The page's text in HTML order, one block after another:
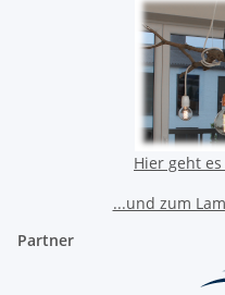
Hier geht
...und zum
Partner